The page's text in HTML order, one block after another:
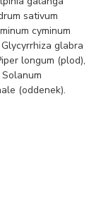
sativum
cyminum
glabra
longum (plod),
(oddenek).